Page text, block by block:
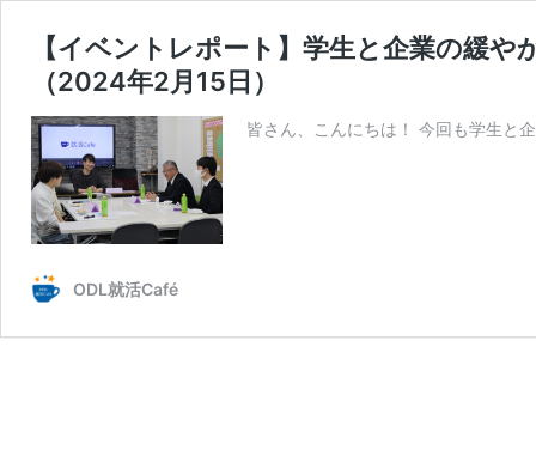
【イベントレポート】学生と企業の緩
（2024年2月15日）
皆さん、こんにちは！ 今回も学生と
ODL就活Café